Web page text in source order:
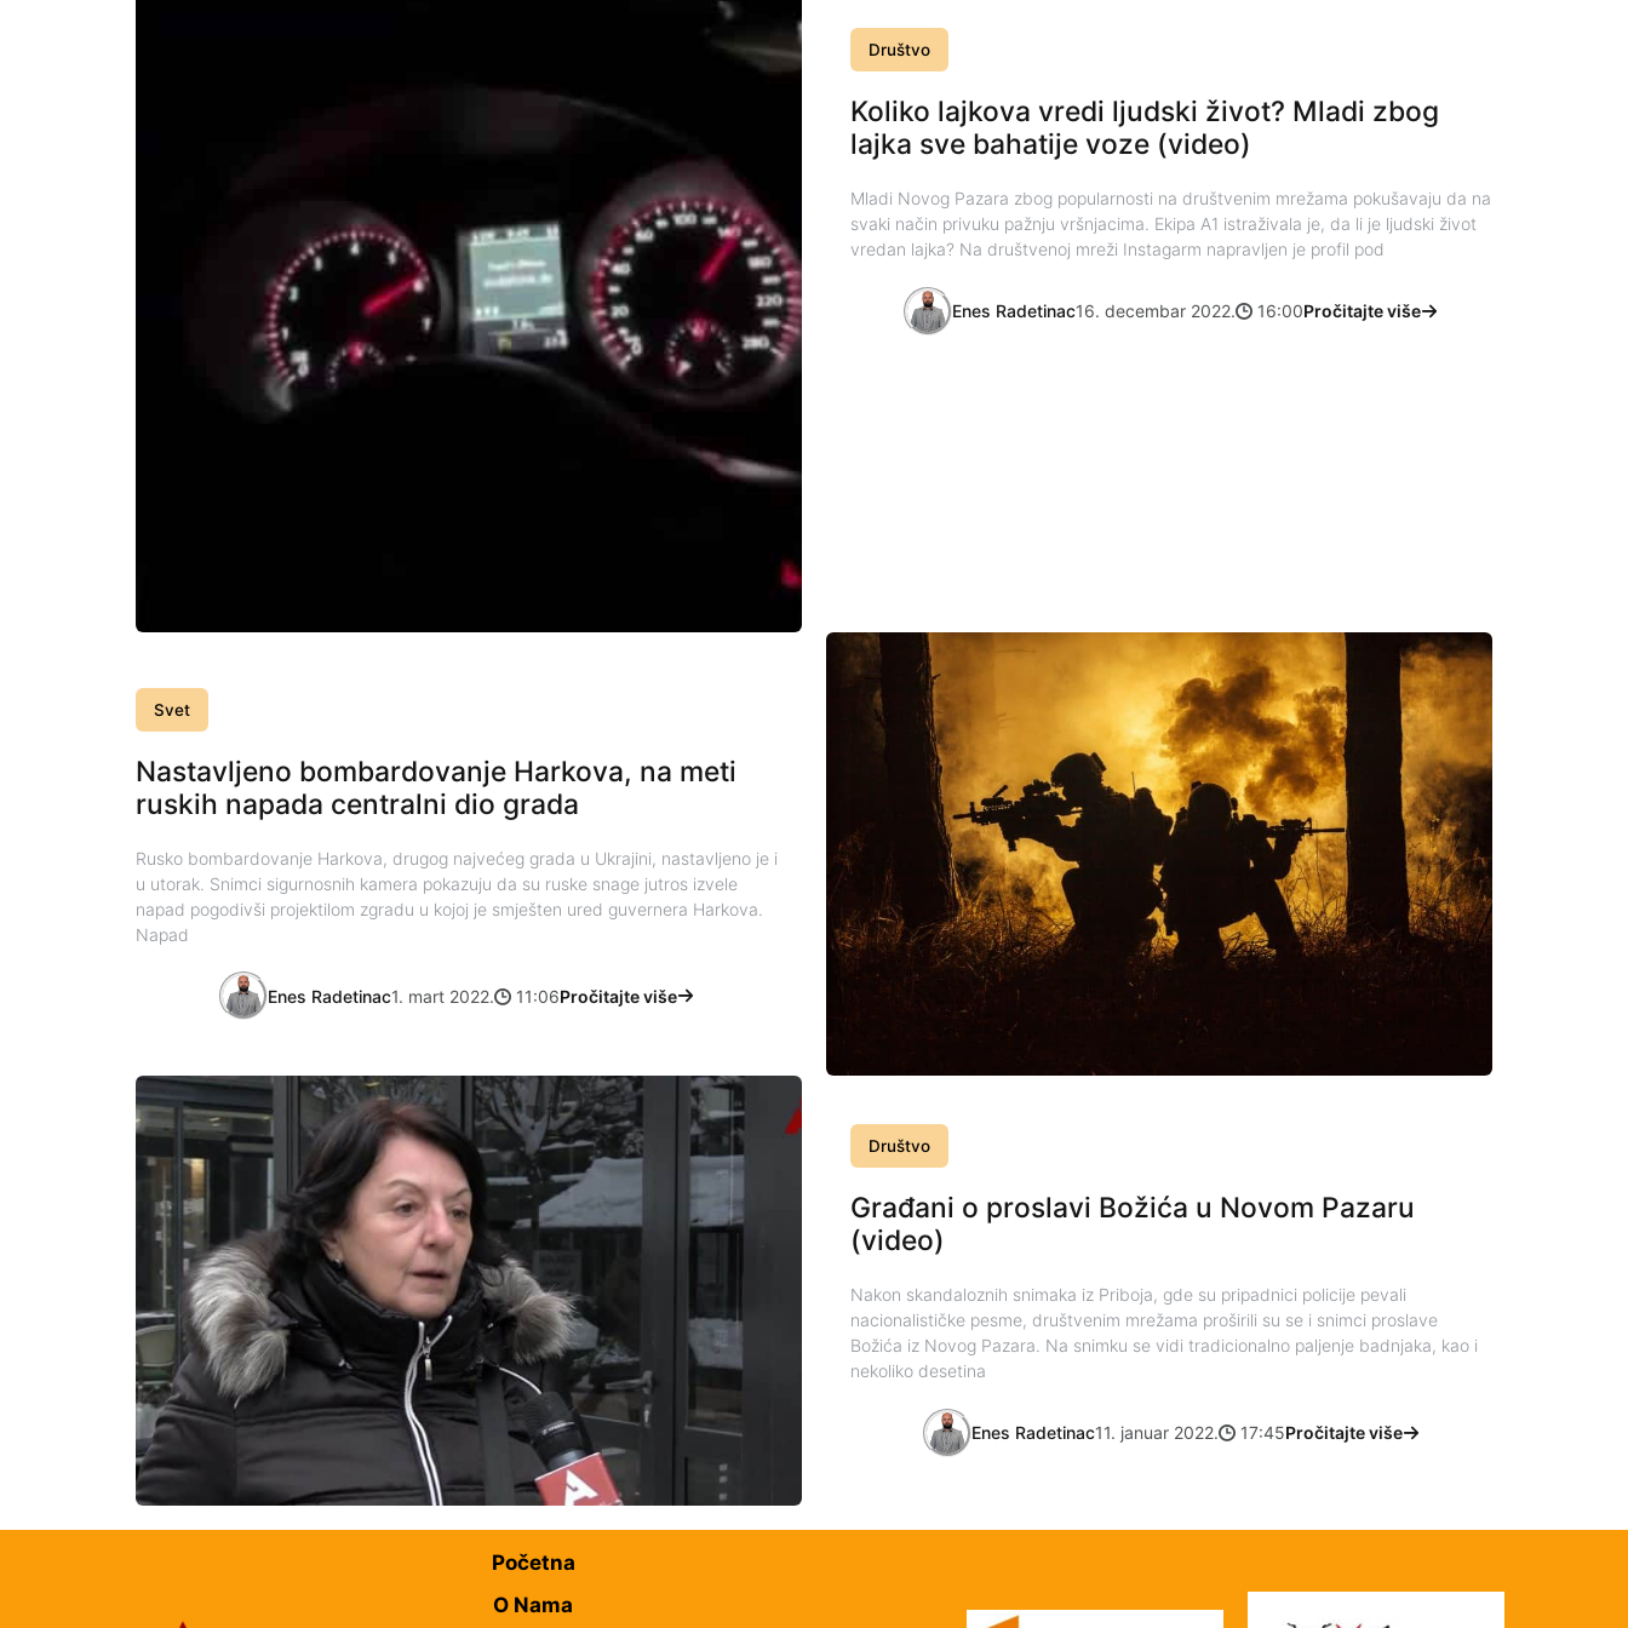
Društvo
Koliko lajkova vredi ljudski život? Mladi zbog
lajka sve bahatije voze (video)
Mladi Novog Pazara zbog popularnosti na društvenim mrežama pokušavaju da na
svaki način privuku pažnju vršnjacima. Ekipa A1 istraživala je, da li je ljudski život
vredan lajka? Na društvenoj mreži Instagarm napravljen je profil pod
Enes Radetinac16. decembar 2022. 16:00Pročitajte više
Svet
Nastavljeno bombardovanje Harkova, na meti
ruskih napada centralni dio grada
Rusko bombardovanje Harkova, drugog najvećeg grada u Ukrajini, nastavljeno je i
u utorak. Snimci sigurnosnih kamera pokazuju da su ruske snage jutros izvele
napad pogodivši projektilom zgradu u kojoj je smješten ured guvernera Harkova.
Napad
Enes Radetinac1. mart 2022. 11:06Pročitajte više
Društvo
Građani o proslavi Božića u Novom Pazaru
(video)
Nakon skandaloznih snimaka iz Priboja, gde su pripadnici policije pevali
nacionalističke pesme, društvenim mrežama proširili su se i snimci proslave
Božića iz Novog Pazara. Na snimku se vidi tradicionalno paljenje badnjaka, kao i
nekoliko desetina
Enes Radetinac11. januar 2022. 17:45Pročitajte više
Početna
O Nama